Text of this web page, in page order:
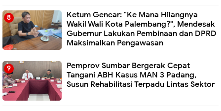
Ketum Gencar: "Ke Mana Hilangnya
Wakil Wali Kota Palembang?", Mendesak
Gubernur Lakukan Pembinaan dan DPRD
Maksimalkan Pengawasan
Pemprov Sumbar Bergerak Cepat
Tangani ABH Kasus MAN 3 Padang,
Susun Rehabilitasi Terpadu Lintas Sektor